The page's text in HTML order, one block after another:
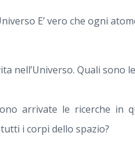
E’ vero che ogni
nell’Universo. Quali
arrivate le ricerche in
i corpi dello spazio?